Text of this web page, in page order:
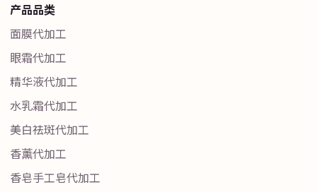
产品品类
面膜代加工
眼霜代加工
精华液代加工
水乳霜代加工
美白祛斑代加工
香薰代加工
香皂手工皂代加工